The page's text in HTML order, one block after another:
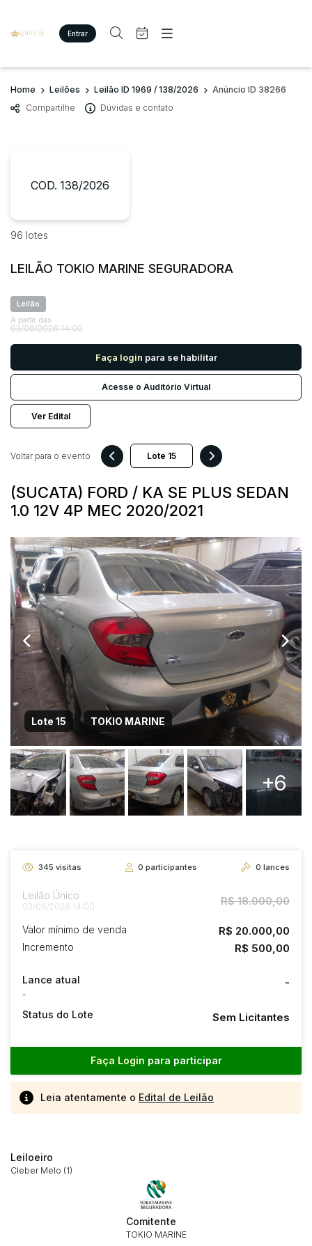
Entrar
Criar conta Entrar
Site
Agenda
Quem Somos
Imóveis
Veículos
Carros
Utilitário
Busca por palavra-chave
Bairro
Judiciais Extrajudiciais
R$
Quem Somos
Home Leilões Leilão ID 1969 / 138/2026
Anúncio ID 38266
Compartilhe
Dúvidas e contato
COD. 138/2026
96 lotes
LEILÃO TOKIO MARINE SEGURADORA
Leilão
A partir das
03/06/2026 14:00
Faça login para se habilitar
Acesse o Auditório Virtual
Ver Edital
(SUCATA) FORD / KA SE PLUS SEDAN
1.0 12V 4P MEC 2020/2021
Voltar para o evento
Lote 15 TOKIO MARINE
+6
345 visitas 0 participantes 0 lances
Leilão Único
03/06/2026 14:00 R$ 18.000,00
Valor mínimo de venda R$ 20.000,00
Incremento R$ 500,00
Lance atual
-
-
Status do Lote Sem Licitantes
Faça Login para participar
Leia atentamente o Edital de Leilão
Leiloeiro
Cleber Melo (1)
Comitente
TOKIO MARINE
Histórico de Propostas
Habilite-se para efetuar lances ou